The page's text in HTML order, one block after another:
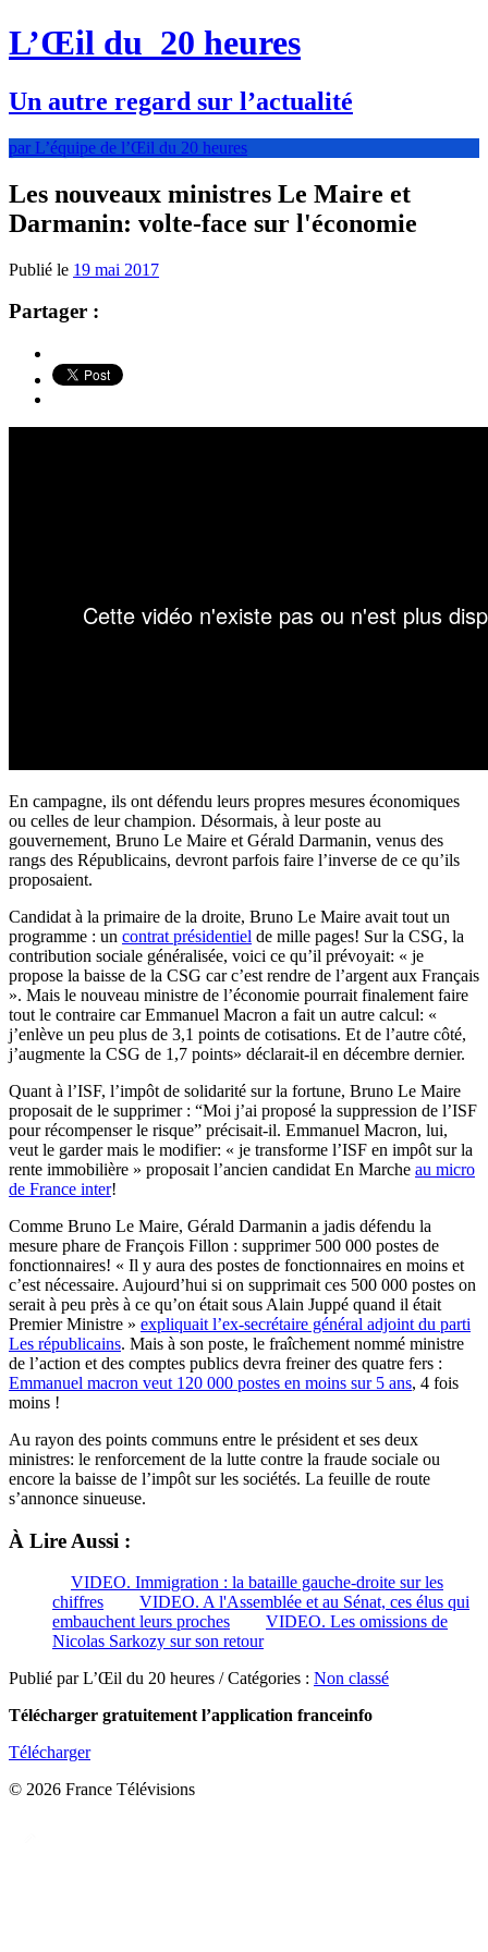
L’Œil du 20 heures
Un autre regard sur l’actualité
par L’équipe de l’Œil du 20 heures
Les nouveaux ministres Le Maire et
Darmanin: volte-face sur l'économie
Publié le 19 mai 2017
Partager :
En campagne, ils ont défendu leurs propres mesures économiques
ou celles de leur champion. Désormais, à leur poste au
gouvernement, Bruno Le Maire et Gérald Darmanin, venus des
rangs des Républicains, devront parfois faire l’inverse de ce qu’ils
proposaient.
Candidat à la primaire de la droite, Bruno Le Maire avait tout un
programme : un contrat présidentiel de mille pages! Sur la CSG, la
contribution sociale généralisée, voici ce qu’il prévoyait: « je
propose la baisse de la CSG car c’est rendre de l’argent aux Français
». Mais le nouveau ministre de l’économie pourrait finalement faire
tout le contraire car Emmanuel Macron a fait un autre calcul: «
j’enlève un peu plus de 3,1 points de cotisations. Et de l’autre côté,
j’augmente la CSG de 1,7 points» déclarait-il en décembre dernier.
Quant à l’ISF, l’impôt de solidarité sur la fortune, Bruno Le Maire
proposait de le supprimer : “Moi j’ai proposé la suppression de l’ISF
pour récompenser le risque” précisait-il. Emmanuel Macron, lui,
veut le garder mais le modifier: « je transforme l’ISF en impôt sur la
rente immobilière » proposait l’ancien candidat En Marche au micro
de France inter!
Comme Bruno Le Maire, Gérald Darmanin a jadis défendu la
mesure phare de François Fillon : supprimer 500 000 postes de
fonctionnaires! « Il y aura des postes de fonctionnaires en moins et
c’est nécessaire. Aujourd’hui si on supprimait ces 500 000 postes on
serait à peu près à ce qu’on était sous Alain Juppé quand il était
Premier Ministre » expliquait l’ex-secrétaire général adjoint du parti
Les républicains. Mais à son poste, le fraîchement nommé ministre
de l’action et des comptes publics devra freiner des quatre fers :
Emmanuel macron veut 120 000 postes en moins sur 5 ans, 4 fois
moins !
Au rayon des points communs entre le président et ses deux
ministres: le renforcement de la lutte contre la fraude sociale ou
encore la baisse de l’impôt sur les sociétés. La feuille de route
s’annonce sinueuse.
À Lire Aussi :
VIDEO. Immigration : la bataille gauche-droite sur les
chiffres
VIDEO. A l'Assemblée et au Sénat, ces élus qui
embauchent leurs proches
VIDEO. Les omissions de
Nicolas Sarkozy sur son retour
Publié par L’Œil du 20 heures / Catégories : Non classé
Télécharger gratuitement l’application franceinfo
Télécharger
© 2026 France Télévisions